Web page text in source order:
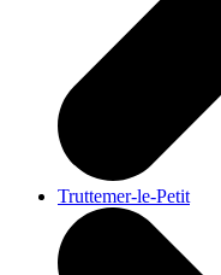
Truttemer-le-Petit